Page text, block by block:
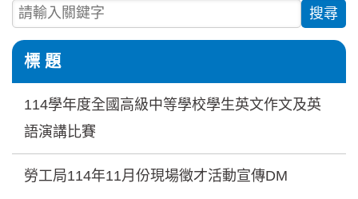
請輸入關鍵字
標 題
114學年度全國高級中等學校學生英文作文及英
語演講比賽
勞工局114年11月份現場徵才活動宣傳DM